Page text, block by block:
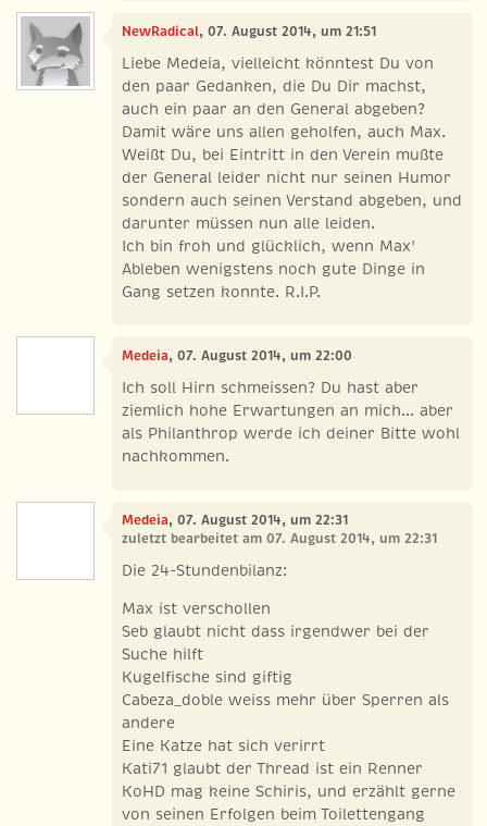
NewRadical, 07. August 2014, um 21:51
Liebe Medeia, vielleicht könntest Du von
den paar Gedanken, die Du Dir machst,
auch ein paar an den General abgeben?
Damit wäre uns allen geholfen, auch Max.
Weißt Du, bei Eintritt in den Verein mußte
der General leider nicht nur seinen Humor
sondern auch seinen Verstand abgeben, und
darunter müssen nun alle leiden.
Ich bin froh und glücklich, wenn Max'
Ableben wenigstens noch gute Dinge in
Gang setzen konnte. R.I.P.
Medeia, 07. August 2014, um 22:00
Ich soll Hirn schmeissen? Du hast aber
ziemlich hohe Erwartungen an mich... aber
als Philanthrop werde ich deiner Bitte wohl
nachkommen.
Medeia, 07. August 2014, um 22:31
zuletzt bearbeitet am 07. August 2014, um 22:31
Die 24-Stundenbilanz:
Max ist verschollen
Seb glaubt nicht dass irgendwer bei der
Suche hilft
Kugelfische sind giftig
Cabeza_doble weiss mehr über Sperren als
andere
Eine Katze hat sich verirrt
Kati71 glaubt der Thread ist ein Renner
KoHD mag keine Schiris, und erzählt gerne
von seinen Erfolgen beim Toilettengang